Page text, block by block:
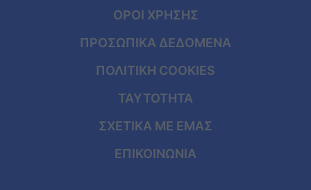
ΟΡΟΙ ΧΡΗΣΗΣ
ΠΡΟΣΩΠΙΚΑ ΔΕΔΟΜΕΝΑ
ΠΟΛΙΤΙΚΗ COOKIES
ΤΑΥΤΟΤΗΤΑ
ΣΧΕΤΙΚΑ ΜΕ ΕΜΑΣ
ΕΠΙΚΟΙΝΩΝΙΑ